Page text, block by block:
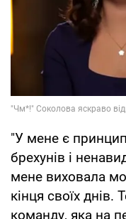
"У мене є
брехунів і
мене виховала
кінця своїх
команду, яка на